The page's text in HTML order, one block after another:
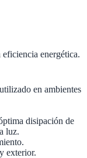
energética.
en ambientes
disipación de
luz.
exterior.